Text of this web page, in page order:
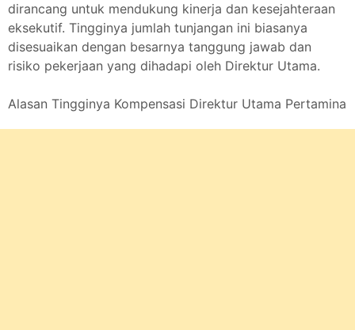
dirancang untuk mendukung kinerja dan kesejahteraan
eksekutif. Tingginya jumlah tunjangan ini biasanya
disesuaikan dengan besarnya tanggung jawab dan
risiko pekerjaan yang dihadapi oleh Direktur Utama.
Alasan Tingginya Kompensasi Direktur Utama Pertamina